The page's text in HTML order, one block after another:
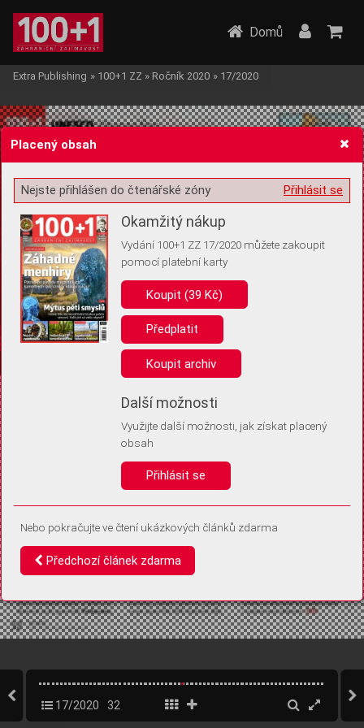
Žádost o souhlas s ukládáním volitelných informací
Pro základní fungování webu nepotřebujeme ukládat žádné informace
(tzv. cookies apod.). Rádi bychom vás ale požádali o souhlas s
uložením volitelných informací:
Anonymní unikátní ID
Díky němu příště poznáme, že se jedná o stejné zařízení, a
Identifikátor je zcela anonymní.
Vaše souhlasy a odmítnutí si ukládáme do vašeho zařízení, abychom se
vás už příště znovu neptali. Můžete je kdykoli později upravit ve Správě
Domů
Extra Publishing » 100+1 ZZ » Ročník 2020 » 17/2020
17/2020 32
Placený obsah
Přihlásit se
Nejste přihlášen do čtenářské zóny
Okamžitý nákup
Vydání 100+1 ZZ 17/2020 můžete zakoupit
pomocí platební karty
Koupit (39 Kč)
Předplatit
Koupit archiv
Další možnosti
Využijte další možnosti, jak získat placený
obsah
Přihlásit se
Nebo pokračujte ve čtení ukázkových článků zdarma
Předchozí článek zdarma